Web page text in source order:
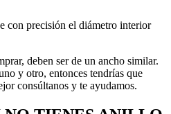
con precisión el diámetro interior
deben ser de un ancho similar.
y otro, entonces tendrías que
consúltanos y te ayudamos.